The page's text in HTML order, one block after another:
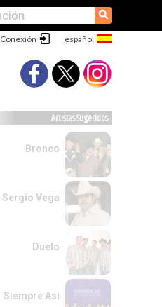
⚲
Conexión
Artistas Sugeridos
Bronco
Sergio Vega
Duelo
Siempre Así